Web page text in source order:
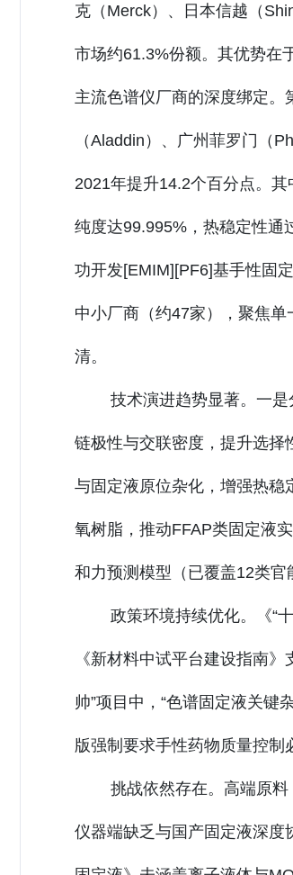
克（Merck）、日本信越（
市场约61.3%份额。其优势在
主流色谱仪厂商的深度绑定
（Aladdin）、广州菲罗门（
2021年提升14.2个百分点。
纯度达99.995%，热稳定性
功开发[EMIM][PF6]基手性固
中小厂商（约47家），聚焦
清。
技术演进趋势显著。一
链极性与交联密度，提升选择
与固定液原位杂化，增强热稳
氧树脂，推动FFAP类固定液
和力预测模型（已覆盖12类官
政策环境持续优化。《“
《新材料中试平台建设指南
帅”项目中，“色谱固定液关键
版强制要求手性药物质量控制
挑战依然存在。高端原
仪器端缺乏与国产固定液深